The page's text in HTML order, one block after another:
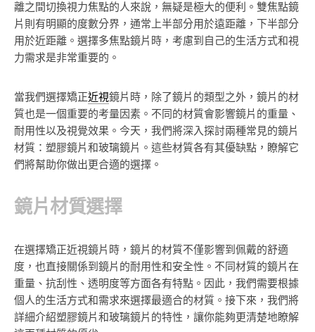
離之間切換視力焦點的人來說，無疑是極大的便利。雙焦點鏡
片則有明顯的度數分界，通常上半部分用於遠距離，下半部分
用於近距離。選擇多焦點鏡片時，考慮到自己的生活方式和視
力需求是非常重要的。
當我們選擇矯正近視鏡片時，除了鏡片的類型之外，鏡片的材
質也是一個重要的考量因素。不同的材質會影響鏡片的重量、
耐用性以及視覺效果。今天，我們將深入探討兩種常見的鏡片
材質：塑膠鏡片和玻璃鏡片。這些材質各有其優缺點，瞭解它
們將幫助你做出更合適的選擇。
鏡片材質選擇
在選擇矯正近視鏡片時，鏡片的材質不僅影響到佩戴的舒適
度，也直接關係到鏡片的耐用性和安全性。不同材質的鏡片在
重量、抗刮性、透明度等方面各有特點。因此，我們需要根據
個人的生活方式和需求來選擇最適合的材質。接下來，我們將
詳細介紹塑膠鏡片和玻璃鏡片的特性，讓你能夠更清楚地瞭解